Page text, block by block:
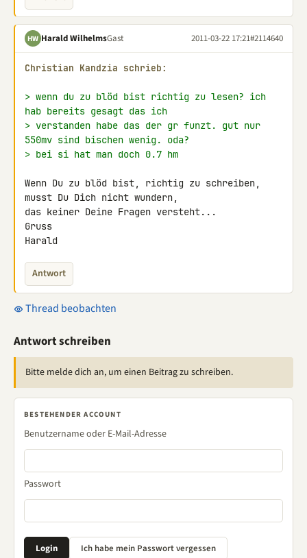
HW Harald WilhelmsGast 2011-03-22 17:21#2114640
Christian Kandzia schrieb:
> wenn du zu blöd bist richtig zu lesen? ich
hab bereits gesagt das ich
> verstanden habe das der gr funzt. gut nur
550mv sind bischen wenig. oda?
> bei si hat man doch 0.7 hm
Wenn Du zu blöd bist, richtig zu schreiben,
musst Du Dich nicht wundern,
das keiner Deine Fragen versteht...
Gruss
Harald
Antwort
Thread beobachten
Antwort schreiben
Bitte melde dich an, um einen Beitrag zu schreiben.
BESTEHENDER ACCOUNT
Benutzername oder E-Mail-Adresse
Passwort